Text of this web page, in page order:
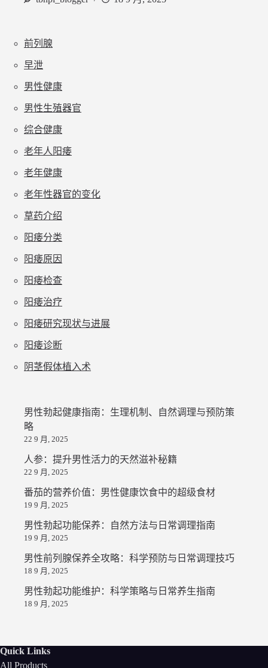
前列腺
早泄
男性健康
男性生殖器官
综合健康
老年人阳痿
老年健康
老年性器官的变化
草药介绍
阳痿分类
阳痿原因
阳痿检查
阳痿治疗
阳痿研究现状与进展
阳痿诊断
阴茎假体植入术
男性勃起健康指南：生理机制、自然调理与预防策
略
22 9 月, 2025
人参：提升男性活力的天然滋补秘籍
22 9 月, 2025
番茄的营养价值：男性健康饮食中的超级食材
19 9 月, 2025
男性勃起功能保养：自然方法与日常调理指南
19 9 月, 2025
男性前列腺保养全攻略：科学预防与日常调理技巧
18 9 月, 2025
男性勃起功能维护：科学策略与日常养生指南
18 9 月, 2025
Quick Links
All Products